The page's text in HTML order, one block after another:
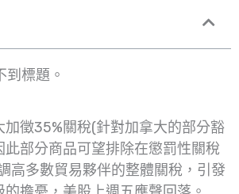
到標題。
加徵35%關稅(針對加拿大的部分豁
此部分商品可望排除在懲罰性關稅
高多數貿易夥伴的整體關稅，引發